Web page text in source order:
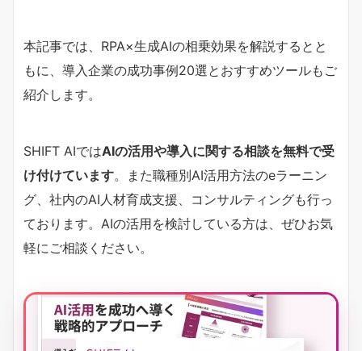
本記事では、RPA×生成AIの相乗効果を解説するとと
もに、導入企業の成功事例20選とおすすめツールもご
紹介します。
SHIFT AIではAIの活用や導入に関する相談を無料で受
け付けています。また職種別AI活用方法のeラーニン
グ、社内のAI人材育成支援、コンサルティングも行っ
ております。AIの活用を検討している方は、ぜひお気
軽にご相談ください。